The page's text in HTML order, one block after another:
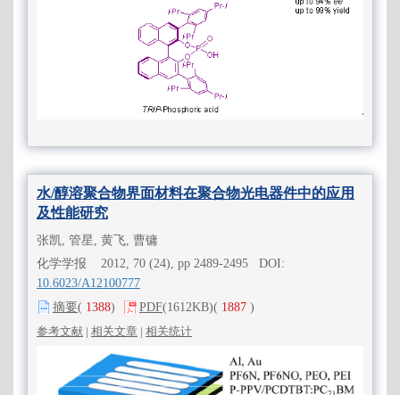
水/醇溶聚合物界面材料在聚合物光电器件中的应用
及性能研究
张凯, 管星, 黄飞, 曹镛
化学学报 2012, 70 (24), pp 2489-2495 DOI:
10.6023/A12100777
摘要( 1388) PDF(1612KB)( 1887 )
参考文献 | 相关文章 | 相关统计